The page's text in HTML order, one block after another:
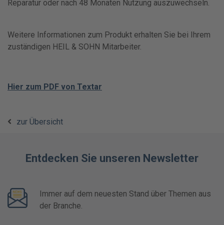
Reparatur oder nach 48 Monaten Nutzung auszuwechseln.
Weitere Informationen zum Produkt erhalten Sie bei Ihrem
zuständigen HEIL & SOHN Mitarbeiter.
Hier zum PDF von Textar
zur Übersicht
Entdecken Sie unseren Newsletter
Immer auf dem neuesten Stand über Themen aus
der Branche.